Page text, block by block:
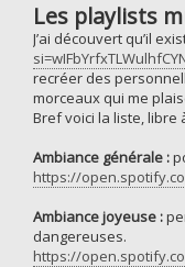
Les playlists
J’ai découvert qu’il
recréer des
morceaux qui me
Bref voici la liste,
Ambiance générale :
https://
Ambiance joyeuse :
dangereuses.
https://